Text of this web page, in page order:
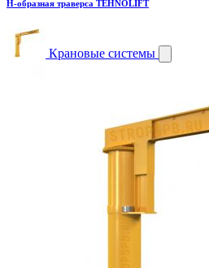
H-образная траверса TEHNOLIFT
Крановые системы